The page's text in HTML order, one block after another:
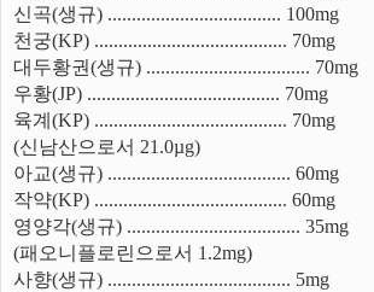
신곡(생규) .................................... 100mg
천궁(KP) ........................................ 70mg
대두황권(생규) .................................. 70mg
우황(JP) ........................................ 70mg
육계(KP) ........................................ 70mg
(신남산으로서 21.0µg)
아교(생규) ...................................... 60mg
작약(KP) ........................................ 60mg
영양각(생규) .................................... 35mg
(패오니플로린으로서 1.2mg)
사향(생규) ...................................... 5mg